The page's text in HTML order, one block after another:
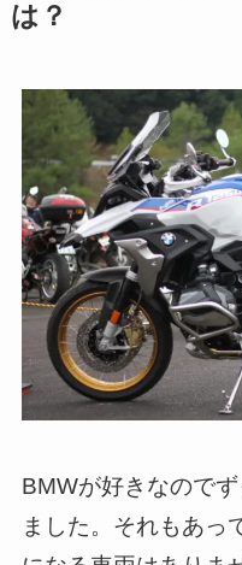
は？
BMWが好きなので
ました。それもあっ